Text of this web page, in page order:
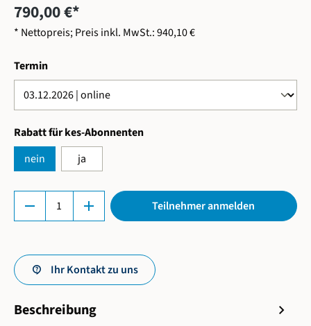
Beschreibung
chevron_right
790,00 €*
* Nettopreis; Preis inkl. MwSt.: 940,10 €
Terminauswählen
Rabatt für kes-Abonnentenauswählen
nein
ja
Produkt Anzahl: Gib den gewünschten Wert
remove add Teilnehmer anmelden
Ihr Kontakt zu uns